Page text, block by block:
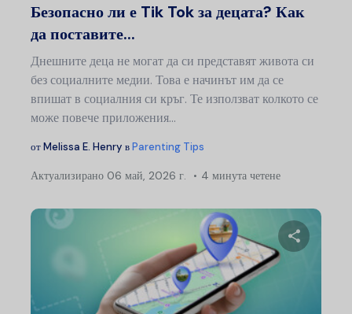
Безопасно ли е Tik Tok за децата? Как
да поставите...
Днешните деца не могат да си представят живота си
без социалните медии. Това е начинът им да се
впишат в социалния си кръг. Те използват колкото се
може повече приложения...
отMelissa E. Henry вParenting Tips
Актуализирано 06 май, 2026 г. 4 минута четене